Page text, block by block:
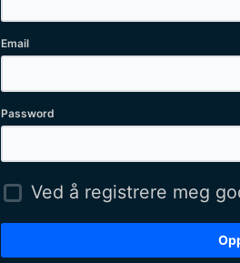
Email
Password
Ved å registrere meg